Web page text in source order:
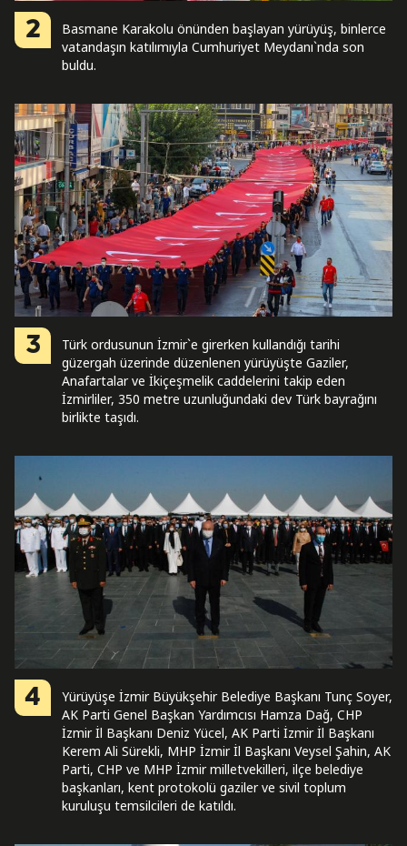
2
Basmane Karakolu önünden başlayan yürüyüş, binlerce
vatandaşın katılımıyla Cumhuriyet Meydanı`nda son
buldu.
3
Türk ordusunun İzmir`e girerken kullandığı tarihi
güzergah üzerinde düzenlenen yürüyüşte Gaziler,
Anafartalar ve İkiçeşmelik caddelerini takip eden
İzmirliler, 350 metre uzunluğundaki dev Türk bayrağını
birlikte taşıdı.
4
Yürüyüşe İzmir Büyükşehir Belediye Başkanı Tunç Soyer,
AK Parti Genel Başkan Yardımcısı Hamza Dağ, CHP
İzmir İl Başkanı Deniz Yücel, AK Parti İzmir İl Başkanı
Kerem Ali Sürekli, MHP İzmir İl Başkanı Veysel Şahin, AK
Parti, CHP ve MHP İzmir milletvekilleri, ilçe belediye
başkanları, kent protokolü gaziler ve sivil toplum
kuruluşu temsilcileri de katıldı.